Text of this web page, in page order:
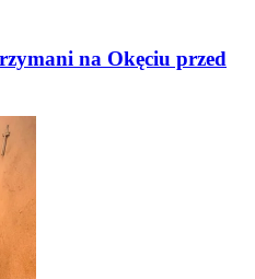
na Okęciu przed